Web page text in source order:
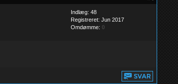
Indlæg: 48
Registreret: Jun 2017
Omdømme: 0